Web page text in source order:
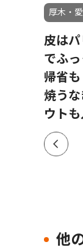
厚木・
皮は
でふ
帰省
焼う
ウト
他